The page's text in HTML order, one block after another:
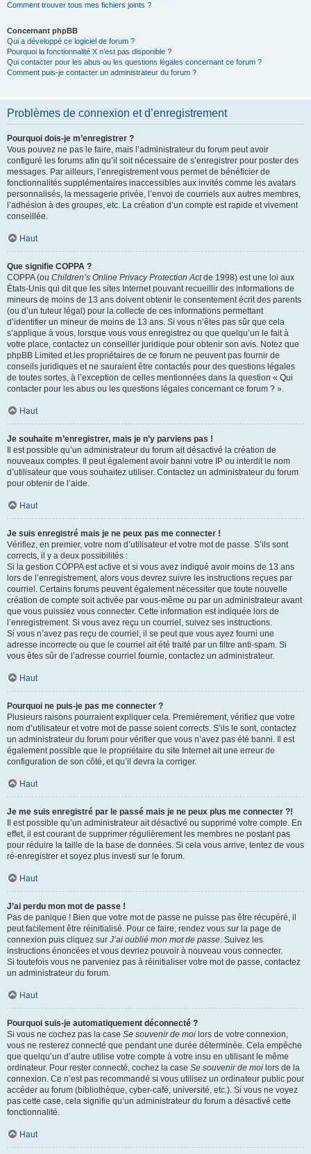
Comment trouver tous mes fichiers joints ?
Concernant phpBB
Qui a développé ce logiciel de forum ?
Pourquoi la fonctionnalité X n’est pas disponible ?
Qui contacter pour les abus ou les questions légales concernant ce forum ?
Comment puis-je contacter un administrateur du forum ?
Problèmes de connexion et d’enregistrement
Pourquoi dois-je m’enregistrer ?
Vous pouvez ne pas le faire, mais l’administrateur du forum peut avoir
configuré les forums afin qu’il soit nécessaire de s’enregistrer pour poster des
messages. Par ailleurs, l’enregistrement vous permet de bénéficier de
fonctionnalités supplémentaires inaccessibles aux invités comme les avatars
personnalisés, la messagerie privée, l’envoi de courriels aux autres membres,
l’adhésion à des groupes, etc. La création d’un compte est rapide et vivement
conseillée.
Haut
Que signifie COPPA ?
COPPA (ou Children’s Online Privacy Protection Actde 1998) est une loi aux
États-Unis qui dit que les sites Internet pouvant recueillir des informations de
mineurs de moins de 13 ans doivent obtenir le consentement écrit des parents
(ou d’un tuteur légal) pour la collecte de ces informations permettant
d’identifier un mineur de moins de 13 ans. Si vous n’êtes pas sûr que cela
s’applique à vous, lorsque vous vous enregistrez ou que quelqu’un le fait à
votre place, contactez un conseiller juridique pour obtenir son avis. Notez que
phpBB Limited et les propriétaires de ce forum ne peuvent pas fournir de
conseils juridiques et ne sauraient être contactés pour des questions légales
de toutes sortes, à l’exception de celles mentionnées dans la question « Qui
contacter pour les abus ou les questions légales concernant ce forum ? ».
Haut
Je souhaite m’enregistrer, mais je n’y parviens pas !
Il est possible qu’un administrateur du forum ait désactivé la création de
nouveaux comptes. Il peut également avoir banni votre IP ou interdit le nom
d’utilisateur que vous souhaitez utiliser. Contactez un administrateur du forum
pour obtenir de l’aide.
Haut
Je suis enregistré mais je ne peux pas me connecter !
Vérifiez, en premier, votre nom d’utilisateur et votre mot de passe. S’ils sont
corrects, il y a deux possibilités :
Si la gestion COPPA est active et si vous avez indiqué avoir moins de 13 ans
lors de l’enregistrement, alors vous devrez suivre les instructions reçues par
courriel. Certains forums peuvent également nécessiter que toute nouvelle
création de compte soit activée par vous-même ou par un administrateur avant
que vous puissiez vous connecter. Cette information est indiquée lors de
l’enregistrement. Si vous avez reçu un courriel, suivez ses instructions.
Si vous n’avez pas reçu de courriel, il se peut que vous ayez fourni une
adresse incorrecte ou que le courriel ait été traité par un filtre anti-spam. Si
vous êtes sûr de l’adresse courriel fournie, contactez un administrateur.
Haut
Pourquoi ne puis-je pas me connecter ?
Plusieurs raisons pourraient expliquer cela. Premièrement, vérifiez que votre
nom d’utilisateur et votre mot de passe soient corrects. S’ils le sont, contactez
un administrateur du forum pour vérifier que vous n’avez pas été banni. Il est
également possible que le propriétaire du site Internet ait une erreur de
configuration de son côté, et qu’il devra la corriger.
Haut
Je me suis enregistré par le passé mais je ne peux plus me connecter ?!
Il est possible qu’un administrateur ait désactivé ou supprimé votre compte. En
effet, il est courant de supprimer régulièrement les membres ne postant pas
pour réduire la taille de la base de données. Si cela vous arrive, tentez de vous
ré-enregistrer et soyez plus investi sur le forum.
Haut
J’ai perdu mon mot de passe !
Pas de panique ! Bien que votre mot de passe ne puisse pas être récupéré, il
peut facilement être réinitialisé. Pour ce faire, rendez vous sur la page de
connexion puis cliquez sur J’ai oublié mon mot de passe. Suivez les
instructions énoncées et vous devriez pouvoir à nouveau vous connecter.
Si toutefois vous ne parveniez pas à réinitialiser votre mot de passe, contactez
un administrateur du forum.
Haut
Pourquoi suis-je automatiquement déconnecté ?
Si vous ne cochez pas la case Se souvenir de moi lors de votre connexion,
vous ne resterez connecté que pendant une durée déterminée. Cela empêche
que quelqu’un d’autre utilise votre compte à votre insu en utilisant le même
ordinateur. Pour rester connecté, cochez la case Se souvenir de moi lors de la
connexion. Ce n’est pas recommandé si vous utilisez un ordinateur public pour
accéder au forum (bibliothèque, cyber-café, université, etc.). Si vous ne voyez
pas cette case, cela signifie qu’un administrateur du forum a désactivé cette
fonctionnalité.
Haut